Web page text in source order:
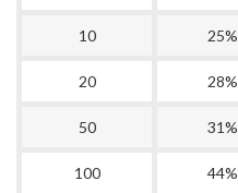
10 25%
20 28%
50 31%
100 44%